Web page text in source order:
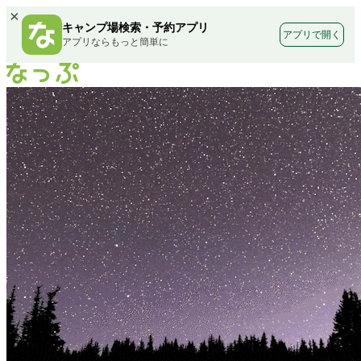
×
キャンプ場検索・予約アプリ
アプリならもっと簡単に
アプリで開く